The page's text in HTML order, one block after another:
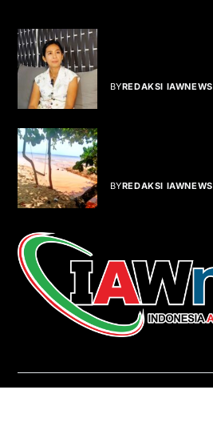
BYREDAKSI IAWNEWS
BYREDAKSI IAWNEWS